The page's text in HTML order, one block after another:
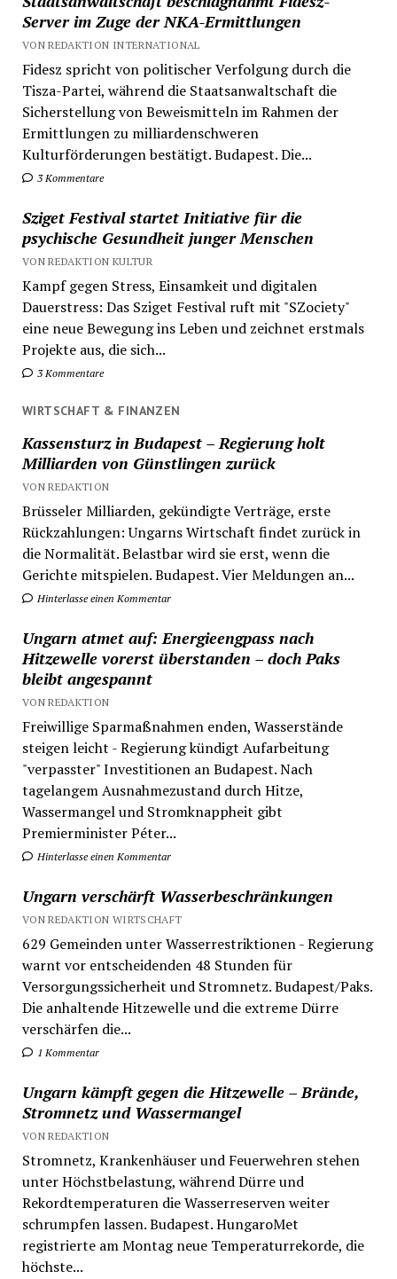
Server im Zuge der NKA-Ermittlungen
VON REDAKTION INTERNATIONAL
Fidesz spricht von politischer Verfolgung durch die
Tisza-Partei, während die Staatsanwaltschaft die
Sicherstellung von Beweismitteln im Rahmen der
Ermittlungen zu milliardenschweren
Kulturförderungen bestätigt. Budapest. Die...
3 Kommentare
Sziget Festival startet Initiative für die
psychische Gesundheit junger Menschen
VON REDAKTION KULTUR
Kampf gegen Stress, Einsamkeit und digitalen
Dauerstress: Das Sziget Festival ruft mit "SZociety"
eine neue Bewegung ins Leben und zeichnet erstmals
Projekte aus, die sich...
3 Kommentare
WIRTSCHAFT & FINANZEN
Kassensturz in Budapest – Regierung holt
Milliarden von Günstlingen zurück
VON REDAKTION
Brüsseler Milliarden, gekündigte Verträge, erste
Rückzahlungen: Ungarns Wirtschaft findet zurück in
die Normalität. Belastbar wird sie erst, wenn die
Gerichte mitspielen. Budapest. Vier Meldungen an...
Hinterlasse einen Kommentar
Ungarn atmet auf: Energieengpass nach
Hitzewelle vorerst überstanden – doch Paks
bleibt angespannt
VON REDAKTION
Freiwillige Sparmaßnahmen enden, Wasserstände
steigen leicht - Regierung kündigt Aufarbeitung
"verpasster" Investitionen an Budapest. Nach
tagelangem Ausnahmezustand durch Hitze,
Wassermangel und Stromknappheit gibt
Premierminister Péter...
Hinterlasse einen Kommentar
Ungarn verschärft Wasserbeschränkungen
VON REDAKTION WIRTSCHAFT
629 Gemeinden unter Wasserrestriktionen - Regierung
warnt vor entscheidenden 48 Stunden für
Versorgungssicherheit und Stromnetz. Budapest/Paks.
Die anhaltende Hitzewelle und die extreme Dürre
verschärfen die...
1 Kommentar
Ungarn kämpft gegen die Hitzewelle – Brände,
Stromnetz und Wassermangel
VON REDAKTION
Stromnetz, Krankenhäuser und Feuerwehren stehen
unter Höchstbelastung, während Dürre und
Rekordtemperaturen die Wasserreserven weiter
schrumpfen lassen. Budapest. HungaroMet
registrierte am Montag neue Temperaturrekorde, die
höchste...